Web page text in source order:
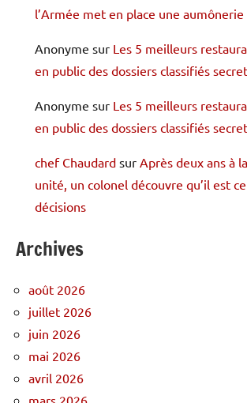
l’Armée met en place une
Anonyme sur Les 5 meilleurs
en public des dossiers classifiés
Anonyme sur Les 5 meilleurs
en public des dossiers classifiés
chef Chaudard sur Après deux ans à
unité, un colonel découvre qu’il est
décisions
Archives
août 2026
juillet 2026
juin 2026
mai 2026
avril 2026
mars 2026